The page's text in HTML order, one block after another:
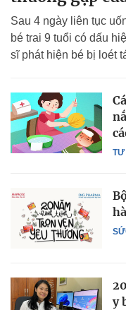
Sau 4 ngày liên tục
bé trai 9 tuổi có dấu
sĩ phát hiện bé bị loét
TƯ
y